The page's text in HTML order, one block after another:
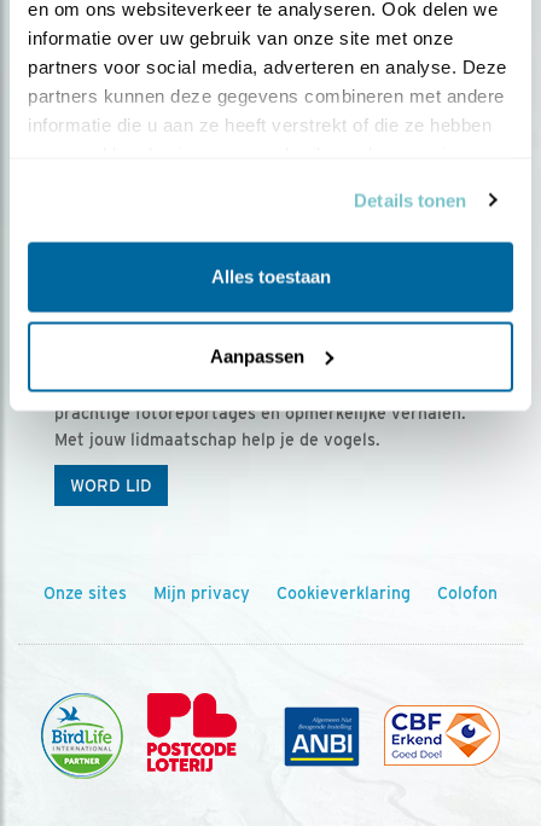
en om ons websiteverkeer te analyseren. Ook delen we
informatie over uw gebruik van onze site met onze
partners voor social media, adverteren en analyse. Deze
partners kunnen deze gegevens combineren met andere
informatie die u aan ze heeft verstrekt of die ze hebben
Details tonen
Alles toestaan
Aanpassen
Ontvang 5 x Vogels voor € 36,00 per jaar
Vogels is het tijdschrift voor onze leden, met
prachtige fotoreportages en opmerkelijke verhalen.
Met jouw lidmaatschap help je de vogels.
WORD LID
Onze sites Mijn privacy Cookieverklaring Colofon